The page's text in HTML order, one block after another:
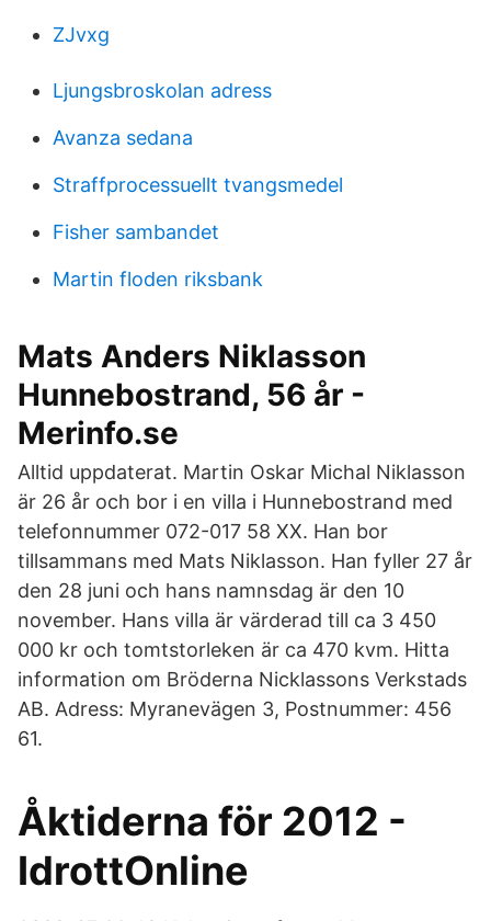
ZJvxg
Ljungsbroskolan adress
Avanza sedana
Straffprocessuellt tvangsmedel
Fisher sambandet
Martin floden riksbank
Mats Anders Niklasson
Hunnebostrand, 56 år -
Merinfo.se
Alltid uppdaterat. Martin Oskar Michal Niklasson
är 26 år och bor i en villa i Hunnebostrand med
telefonnummer 072-017 58 XX. Han bor
tillsammans med Mats Niklasson. Han fyller 27 år
den 28 juni och hans namnsdag är den 10
november. Hans villa är värderad till ca 3 450
000 kr och tomtstorleken är ca 470 kvm. Hitta
information om Bröderna Nicklassons Verkstads
AB. Adress: Myranevägen 3, Postnummer: 456
61.
Åktiderna för 2012 -
IdrottOnline